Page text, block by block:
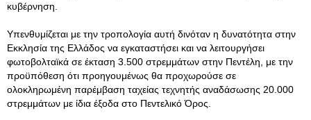
κυβέρνηση.
Υπενθυμίζεται με την τροπολογία αυτή δινόταν η δυνατότητα στην
Εκκλησία της Ελλάδος να εγκαταστήσει και να λειτουργήσει
φωτοβολταϊκά σε έκταση 3.500 στρεμμάτων στην Πεντέλη, με την
προϋπόθεση ότι προηγουμένως θα προχωρούσε σε
ολοκληρωμένη παρέμβαση ταχείας τεχνητής αναδάσωσης 20.000
στρεμμάτων με ίδια έξοδα στο Πεντελικό Όρος.